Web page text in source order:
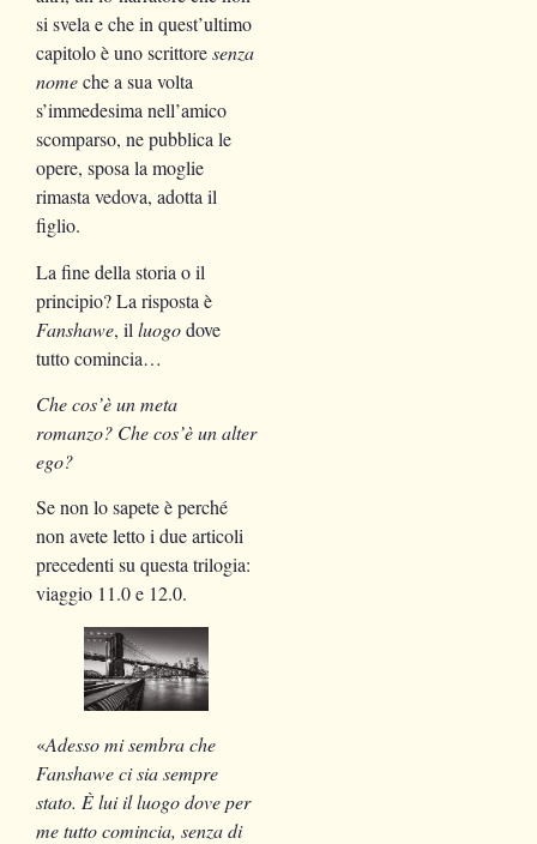
si svela e che in quest’ultimo
capitolo è uno scrittoresenza
nomeche a sua volta
s’immedesima nell’amico
scomparso, ne pubblica le
opere, sposa la moglie
rimasta vedova, adotta il
figlio.
La fine della storia o il
principio? La risposta è
Fanshawe, il luogodove
tutto comincia…
Che cos’è un meta
romanzo? Che cos’è un alter
ego?
Se non lo sapete è perché
non avete letto i due articoli
precedenti su questa trilogia:
viaggio 11.0 e 12.0.
«Adesso mi sembra che
Fanshawe ci sia sempre
stato. È lui il luogodove per
me tutto comincia, senza di